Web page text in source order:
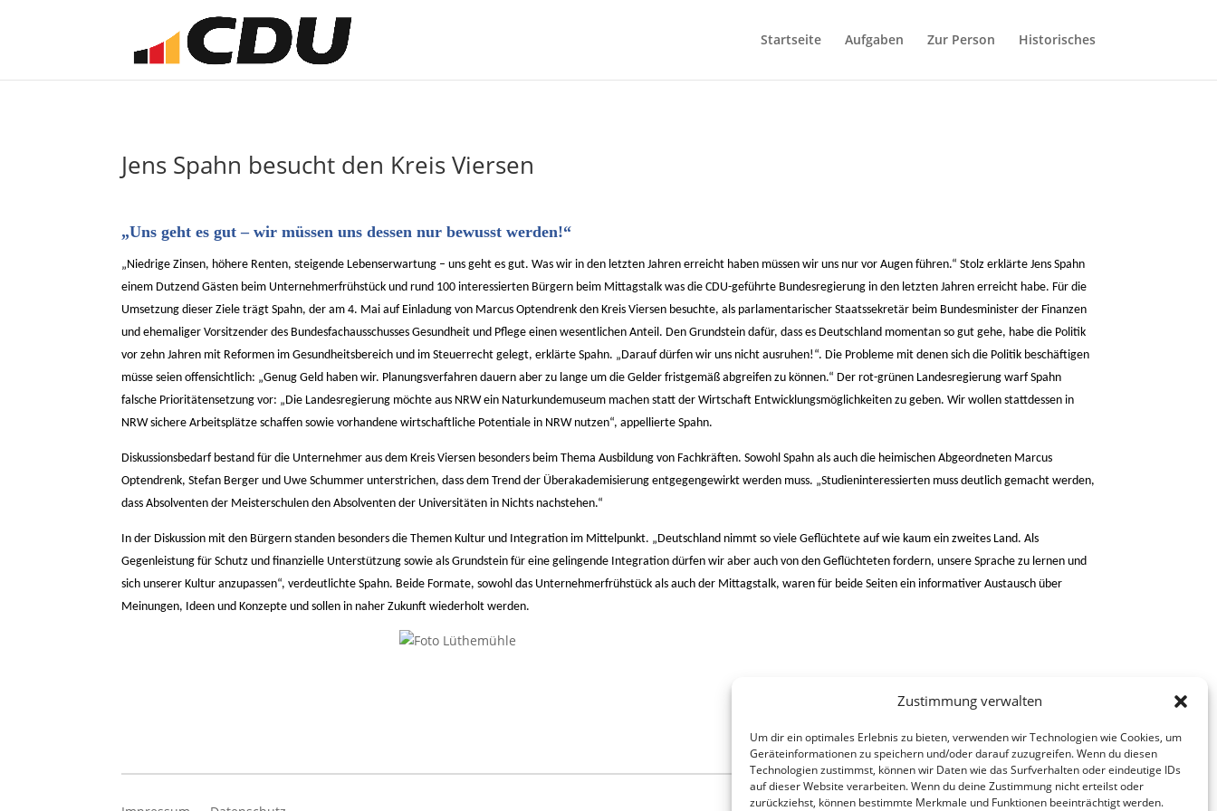
Zustimmung verwalten
Um dir ein optimales Erlebnis zu bieten, verwenden wir Technologien wie Cookies, um
Geräteinformationen zu speichern und/oder darauf zuzugreifen. Wenn du diesen
Technologien zustimmst, können wir Daten wie das Surfverhalten oder eindeutige IDs
auf dieser Website verarbeiten. Wenn du deine Zustimmung nicht erteilst oder
zurückziehst, können bestimmte Merkmale und Funktionen beeinträchtigt werden.
Startseite Aufgaben Zur Person Historisches
Jens Spahn besucht den Kreis Viersen
„Uns geht es gut – wir müssen uns dessen nur bewusst werden!“
„Niedrige Zinsen, höhere Renten, steigende Lebenserwartung – uns geht es gut. Was wir in den letzten Jahren erreicht haben müssen wir uns nur vor Augen führen.“ Stolz erklärte Jens Spahn
einem Dutzend Gästen beim Unternehmerfrühstück und rund 100 interessierten Bürgern beim Mittagstalk was die CDU-geführte Bundesregierung in den letzten Jahren erreicht habe. Für die
Umsetzung dieser Ziele trägt Spahn, der am 4. Mai auf Einladung von Marcus Optendrenk den Kreis Viersen besuchte, als parlamentarischer Staatssekretär beim Bundesminister der Finanzen
und ehemaliger Vorsitzender des Bundesfachausschusses Gesundheit und Pflege einen wesentlichen Anteil. Den Grundstein dafür, dass es Deutschland momentan so gut gehe, habe die Politik
vor zehn Jahren mit Reformen im Gesundheitsbereich und im Steuerrecht gelegt, erklärte Spahn. „Darauf dürfen wir uns nicht ausruhen!“. Die Probleme mit denen sich die Politik beschäftigen
müsse seien offensichtlich: „Genug Geld haben wir. Planungsverfahren dauern aber zu lange um die Gelder fristgemäß abgreifen zu können.“ Der rot-grünen Landesregierung warf Spahn
falsche Prioritätensetzung vor: „Die Landesregierung möchte aus NRW ein Naturkundemuseum machen statt der Wirtschaft Entwicklungsmöglichkeiten zu geben. Wir wollen stattdessen in
NRW sichere Arbeitsplätze schaffen sowie vorhandene wirtschaftliche Potentiale in NRW nutzen“, appellierte Spahn.
Diskussionsbedarf bestand für die Unternehmer aus dem Kreis Viersen besonders beim Thema Ausbildung von Fachkräften. Sowohl Spahn als auch die heimischen Abgeordneten Marcus
Optendrenk, Stefan Berger und Uwe Schummer unterstrichen, dass dem Trend der Überakademisierung entgegengewirkt werden muss. „Studieninteressierten muss deutlich gemacht werden,
dass Absolventen der Meisterschulen den Absolventen der Universitäten in Nichts nachstehen.“
In der Diskussion mit den Bürgern standen besonders die Themen Kultur und Integration im Mittelpunkt. „Deutschland nimmt so viele Geflüchtete auf wie kaum ein zweites Land. Als
Gegenleistung für Schutz und finanzielle Unterstützung sowie als Grundstein für eine gelingende Integration dürfen wir aber auch von den Geflüchteten fordern, unsere Sprache zu lernen und
sich unserer Kultur anzupassen“, verdeutlichte Spahn. Beide Formate, sowohl das Unternehmerfrühstück als auch der Mittagstalk, waren für beide Seiten ein informativer Austausch über
Meinungen, Ideen und Konzepte und sollen in naher Zukunft wiederholt werden.